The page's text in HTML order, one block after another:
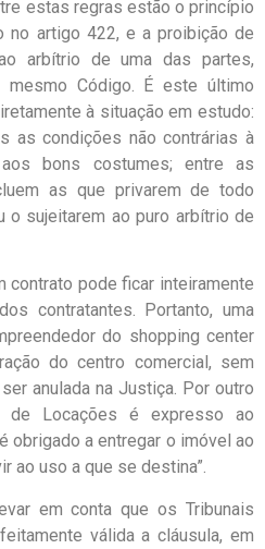
estas regras estão o princípio
no artigo 422, e a proibição de
arbítrio de uma das partes,
Código. É este último
à situação em estudo:
as condições não contrárias à
bons costumes; entre as
as que privarem de todo
o sujeitarem ao puro arbítrio de
contrato pode ficar inteiramente
contratantes. Portanto, uma
do shopping center
do centro comercial, sem
anulada na Justiça. Por outro
Locações é expresso ao
obrigado a entregar o imóvel ao
ao uso a que se destina”.
em conta que os Tribunais
válida a cláusula, em